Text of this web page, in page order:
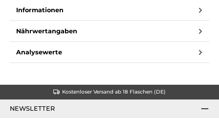
Informationen
Nährwertangaben
Analysewerte
Kostenloser Versand ab 18 Flaschen (DE)
NEWSLETTER